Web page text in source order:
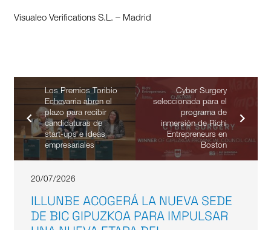
Visualeo Verifications S.L. – Madrid
Los Premios Toribio
Echevarria abren el
plazo para recibir
candidaturas de
start-ups e ideas
empresariales
Cyber Surgery
seleccionada para el
programa de
inmersión de Richi
Entrepreneurs en
Boston
20/07/2026
ILLUNBE ACOGERÁ LA NUEVA SEDE
DE BIC GIPUZKOA PARA IMPULSAR